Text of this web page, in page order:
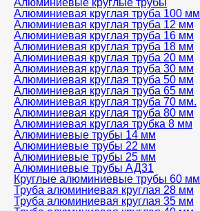
Алюминиевая круглая труба 100 мм
Алюминиевая круглая труба 12 мм
Алюминиевая круглая труба 16 мм
Алюминиевая круглая труба 18 мм
Алюминиевая круглая труба 20 мм
Алюминиевая круглая труба 30 мм
Алюминиевая круглая труба 50 мм
Алюминиевая круглая труба 65 мм
Алюминиевая круглая труба 70 мм.
Алюминиевая круглая труба 80 мм
Алюминиевая круглая трубка 8 мм
Алюминиевые трубы 14 мм
Алюминиевые трубы 22 мм
Алюминиевые трубы 25 мм
Алюминиевые трубы АД31
Круглые алюминиевые трубы 60 мм
Труба алюминиевая круглая 28 мм
Труба алюминиевая круглая 35 мм